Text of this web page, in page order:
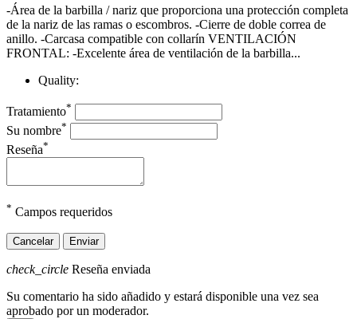
-Área de la barbilla / nariz que proporciona una protección completa
de la nariz de las ramas o escombros. -Cierre de doble correa de
anillo. -Carcasa compatible con collarín VENTILACIÓN
FRONTAL: -Excelente área de ventilación de la barbilla...
Quality:
Tratamiento*
Su nombre*
Reseña*
* Campos requeridos
Cancelar Enviar
check_circle Reseña enviada
Su comentario ha sido añadido y estará disponible una vez sea
aprobado por un moderador.